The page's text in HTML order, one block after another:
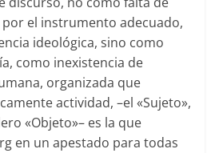
el instrumento adecuado,
ideológica, sino como
como inexistencia de
organizada que
actividad, –el «Sujeto»,
«Objeto»– es la que
en un apestado para todas